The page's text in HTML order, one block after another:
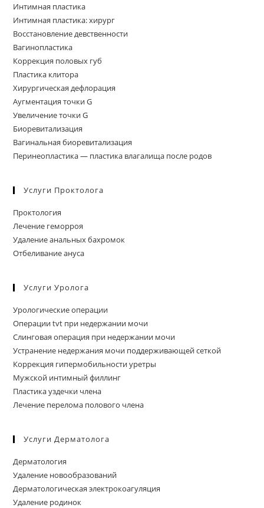
Интимная пластика
Интимная пластика: хирург
Восстановление девственности
Вагинопластика
Коррекция половых губ
Пластика клитора
Хирургическая дефлорация
Аугментация точки G
Увеличение точки G
Биоревитализация
Вагинальная биоревитализация
Перинеопластика — пластика влагалища после родов
Услуги Проктолога
Проктология
Лечение геморроя
Удаление анальных бахромок
Отбеливание ануса
Услуги Уролога
Урологические операции
Операции tvt при недержании мочи
Слинговая операция при недержании мочи
Устранение недержания мочи поддерживающей сеткой
Коррекция гипермобильности уретры
Мужской интимный филлинг
Пластика уздечки члена
Лечение перелома полового члена
Услуги Дерматолога
Дерматология
Удаление новообразований
Дерматологическая электрокоагуляция
Удаление родинок